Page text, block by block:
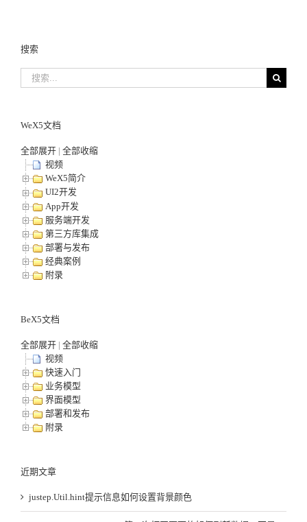
搜索
索...
WeX5文档
全部展开 | 全部收缩
视频
WeX5简介
UI2开发
App开发
服务端开发
第三方库集成
部署与发布
经典案例
附录
BeX5文档
全部展开 | 全部收缩
视频
快速入门
业务模型
界面模型
部署和发布
附录
近期文章
justep.Util.hint提示信息如何设置背景颜色